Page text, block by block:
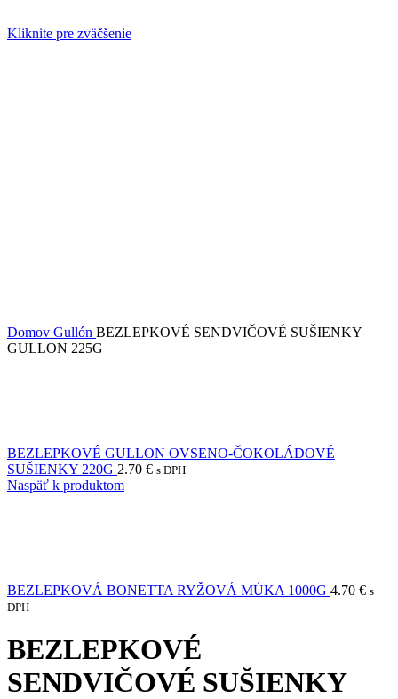
Kliknite pre zväčšenie
Domov Gullón BEZLEPKOVÉ SENDVIČOVÉ SUŠIENKY
GULLON 225G
BEZLEPKOVÉ GULLON OVSENO-ČOKOLÁDOVÉ
SUŠIENKY 220G 2.70 € s DPH
Naspäť k produktom
BEZLEPKOVÁ BONETTA RYŽOVÁ MÚKA 1000G 4.70 € s
DPH
BEZLEPKOVÉ
SENDVIČOVÉ SUŠIENKY